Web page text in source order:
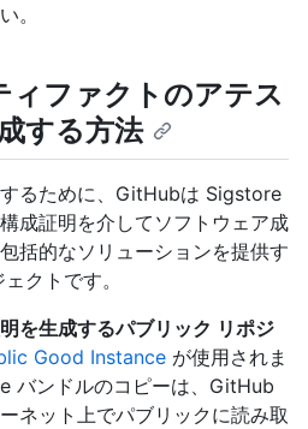
。
ファクトのアテス
する方法
るために、GitHubは Sigstore
成証明を介してソフトウェア成
括的なソリューションを提供す
クトです。
を生成するパブリック リポジ
Good Instance が使用されま
バンドルのコピーは、GitHub
ネット上でパブリックに読み取